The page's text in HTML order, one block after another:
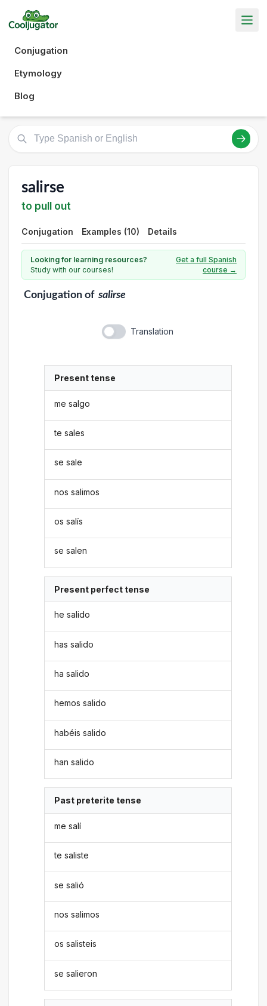
Conjugation
Etymology
Blog
salirse
to pull out
Conjugation Examples (10) Details
Looking for learning resources?
Study with our courses!
Get a full Spanish
course →
Conjugationof salirse
Translation
Present tense
me salgo
te sales
se sale
nos salimos
os salís
se salen
Present perfect tense
he salido
has salido
ha salido
hemos salido
habéis salido
han salido
Past preterite tense
me salí
te saliste
se salió
nos salimos
os salisteis
se salieron